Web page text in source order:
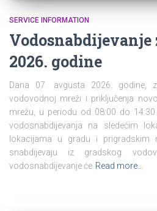
SERVICE INFORMATION
Vodosnabdijevanje
2026. godine
Dana 07. avgusta 2026. godine,
vodovodnoj mreži i priključenja
mrežu, u periodu od 08:00 do
vodosnabdijevanja na sledećim
lokacijama u gradu i prigradskim
snabdijevaju iz gradskog
vodosnabdijevanje će Read more…